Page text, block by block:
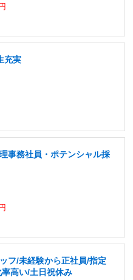
充実
事務社員・ポテンシャル採
フ/未経験から正社員/指定
高い/土日祝休み